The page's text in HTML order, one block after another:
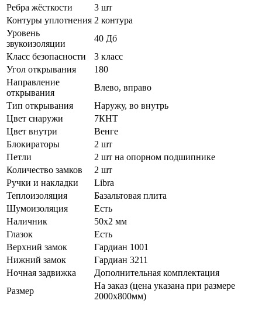
Ребра жёсткости
3 шт
Контуры уплотнения 2 контура
Уровень
звукоизоляции
40 Дб
Класс безопасности
3 класс
Угол открывания
180
Направление
открывания
Влево, вправо
Тип открывания
Наружу, во внутрь
Цвет снаружи
7КНТ
Цвет внутри
Венге
Блокираторы
2 шт
Петли
2 шт на опорном подшипнике
Количество замков
2 шт
Ручки и накладки
Libra
Теплоизоляция
Базальтовая плита
Шумоизоляция
Есть
Наличник
50х2 мм
Глазок
Есть
Верхний замок
Гардиан 1001
Нижний замок
Гардиан 3211
Ночная задвижка
Дополнительная комплектация
Размер
На заказ (цена указана при размере
2000х800мм)